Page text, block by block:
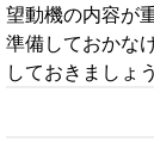
望動機の内容が
準備しておかな
しておきましょ